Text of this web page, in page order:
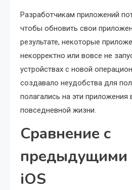
Разработчикам приложений
чтобы обновить свои
результате, некоторые
некорректно или вовсе не
устройствах с новой
создавало неудобства для
полагались на эти приложения
повседневной жизни.
Сравнение с
предыдущими
iOS